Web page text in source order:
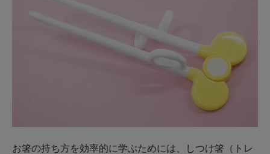
お箸の持ち方を効率的に学ぶためには、しつけ箸（トレ